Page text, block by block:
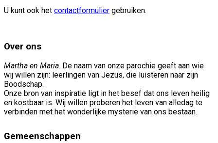
U kunt ook het contactformulier gebruiken.
Over ons
Martha en Maria. De naam van onze parochie geeft aan wie
wij willen zijn: leerlingen van Jezus, die luisteren naar zijn
Boodschap.
Onze bron van inspiratie ligt in het besef dat ons leven heilig
en kostbaar is. Wij willen proberen het leven van alledag te
verbinden met het wonderlijke mysterie van ons bestaan.
Gemeenschappen